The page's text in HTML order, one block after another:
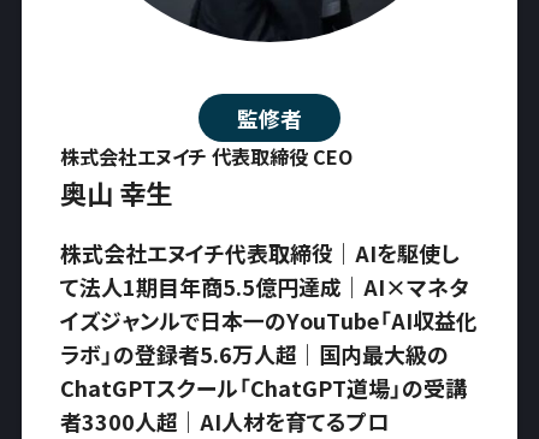
監修者
株式会社エヌイチ 代表取締役 CEO
奥山 幸生
株式会社エヌイチ代表取締役｜AIを駆使し
て法人1期目年商5.5億円達成｜AI×マネタ
イズジャンルで日本一のYouTube「AI収益化
ラボ」の登録者5.6万人超｜国内最大級の
ChatGPTスクール「ChatGPT道場」の受講
者3300人超｜AI人材を育てるプロ